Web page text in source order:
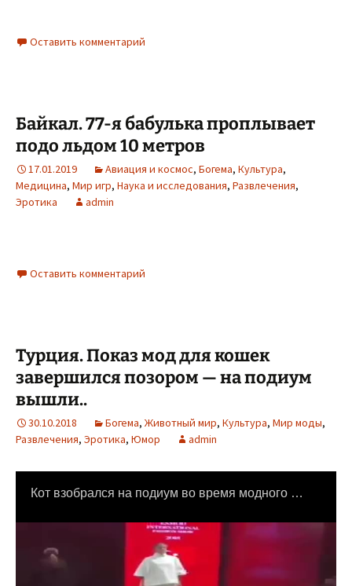
Оставить комментарий
Байкал. 77-я бабулька проплывает
подо льдом 10 метров
17.01.2019 Авиация и космос, Богема, Культура,
Медицина, Мир игр, Наука и исследования, Развлечения,
Эротика
admin
Оставить комментарий
Турция. Показ мод для кошек
завершился позором — на подиум
вышли..
30.10.2018 Богема, Животный мир, Культура, Мир моды,
Развлечения, Эротика, Юмор admin